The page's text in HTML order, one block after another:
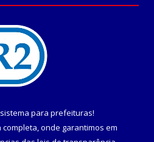
sistema para prefeituras!
completa, onde garantimos em